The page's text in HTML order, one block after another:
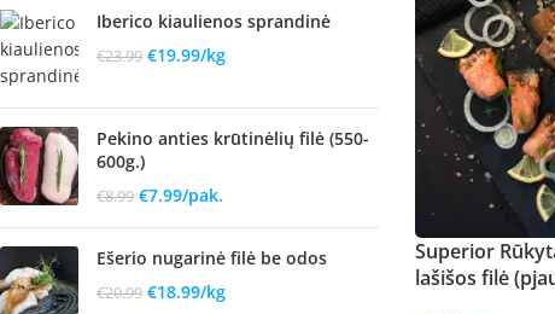
Iberico kiaulienos sprandinė
€23.99 €19.99/kg
Pekino anties krūtinėlių filė (550-
600g.)
€8.99 €7.99/pak.
Ešerio nugarinė filė be odos
€20.99 €18.99/kg
Superior
lašišos filė